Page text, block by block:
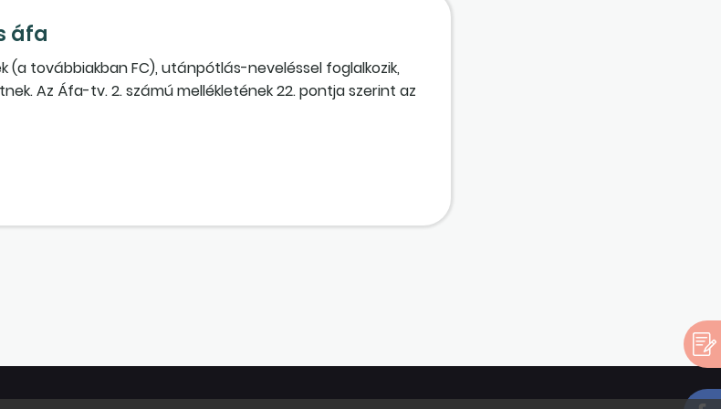
áfa
továbbiakban FC), utánpótlás-neveléssel foglalkozik,
Az Áfa-tv. 2. számú mellékletének 22. pontja szerint az
Tekintettel arra, hogy az FC-nek csak amatőr
felmerült költségek áfáját az egyesület